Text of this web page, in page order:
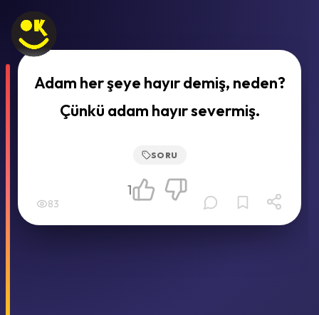
Adam her şeye hayır demiş, neden?
Çünkü adam hayır severmiş.
SORU
83
1